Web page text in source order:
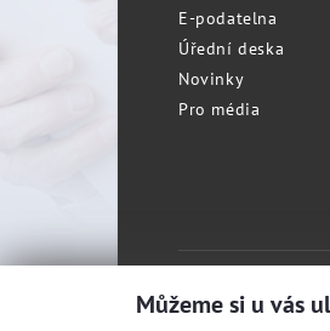
E-podatelna
Úřední deska
Novinky
Pro média
© Státní úřad inspekce
Můžeme si u vás